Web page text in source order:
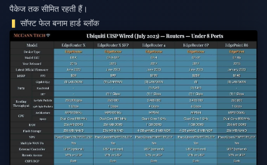
पैकेज तक सीमित रहती हैं।
सॉफ्ट फेल बनाम हार्ड ब्लॉक